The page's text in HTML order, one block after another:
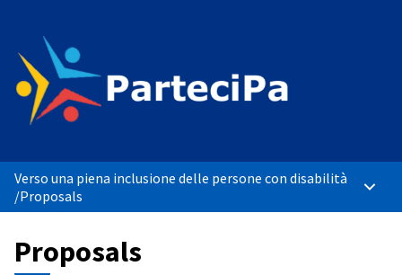
Verso una piena inclusione delle persone con disabilità
/Proposals Main
Proposals